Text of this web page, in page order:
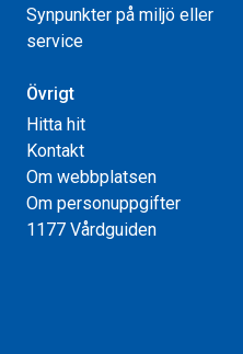
Synpunkter på miljö eller
service
Övrigt
Hitta hit
Kontakt
Om webbplatsen
Om personuppgifter
1177 Vårdguiden